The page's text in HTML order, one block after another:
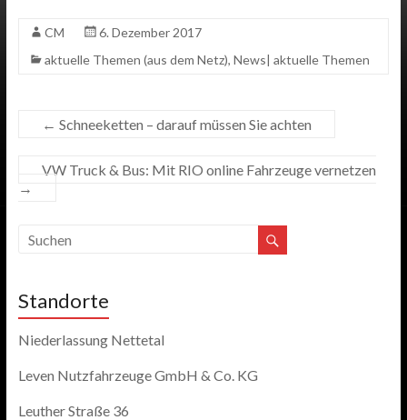
CM
6. Dezember 2017
aktuelle Themen (aus dem Netz), News| aktuelle Themen
← Schneeketten – darauf müssen Sie achten
VW Truck & Bus: Mit RIO online Fahrzeuge vernetzen
→
Standorte
Niederlassung Nettetal
Leven Nutzfahrzeuge GmbH & Co. KG
Leuther Straße 36